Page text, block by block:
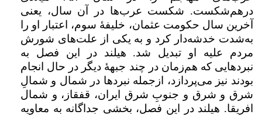
درهم‌شکست. شکست عرب‌ها در آن سال، یعنی
آخرین سال حکومت عثمان، خلیفهٔ سوم، اعتبار او را
به‌شدت خدشه‌دار کرد و به یکی از علت‌های شورش
مردم علیه او تبدیل شد. هیلند در این فصل به
نبردهایی که هم‌زمان در چند جبههٔ دیگر در حال انجام
بودند نیز می‌پردازد، ازجمله نبردها در شمال و شمالِ
شرق و شرق و جنوبِ شرق ایران، قفقاز، و شمال
افریقا. هیلند در این فصل، بخشی جداگانه به معاویه